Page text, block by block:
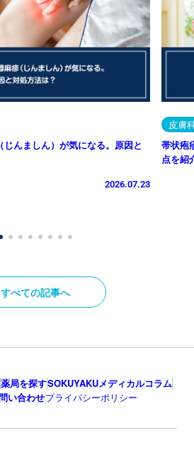
んましん）が気になる。原因と
2026.07.23
皮膚
帯状疱
点を紹
すべての記事へ
薬局を探すSOKUYAKUメディカルコラム
い合わせプライバシーポリシー